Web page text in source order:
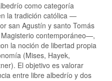
como categoría
la tradición católica —
san Agustín y santo Tomás
contemporáneo—,
la noción de libertad propia
(Mises, Hayek,
El objetivo es valorar
entre libre albedrío y dos